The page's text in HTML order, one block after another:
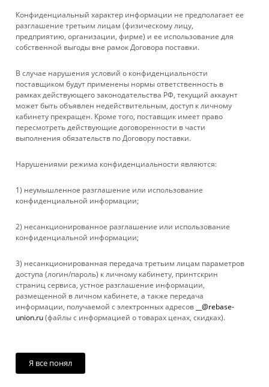
УСЛУГИ
БРЕНДЫ
КОМПАНИЯ
ИНФОРМАЦИЯ
ПОМОЩЬ
+ 7 861 272-88-88
company@rebase-union.ru
г. Краснодар, ул. Рашпилевская, д. 121
2026 © Rebase Union
Мы используем файлы cookie, разработанные нашими
специалистами и третьими лицами, для анализа событий на
нашем веб-сайте, что позволяет нам улучшать
взаимодействие с пользователями и обслуживание.
Продолжая просмотр страниц нашего сайта, вы принимаете
условия его использования. Более подробные сведения
Принимаю
Конфиденциальный характер информации не предполагает ее
разглашение третьим лицам (физическому лицу,
предприятию, организации, фирме) и ее использование для
собственной выгоды вне рамок Договора поставки.
В случае нарушения условий о конфиденциальности
поставщиком будут применены нормы ответственность в
рамках действующего законодательства РФ, текущий аккаунт
может быть объявлен недействительным, доступ к личному
кабинету прекращен. Кроме того, поставщик имеет право
пересмотреть действующие договоренности в части
выполнения обязательств по Договору поставки.
Нарушениями режима конфиденциальности являются:
1) неумышленное разглашение или использование
конфиденциальной информации;
2) несанкционированное разглашение или использование
конфиденциальной информации;
3) несанкционированная передача третьим лицам параметров
доступа (логин/пароль) к личному кабинету, принтскрин
страниц сервиса, устное разглашение информации,
размещенной в личном кабинете, а также передача
информации, получаемой с электронных адресов
__@rebase-
union.ru(файлы с информацией о товарах ценах, скидках).
Я все понял